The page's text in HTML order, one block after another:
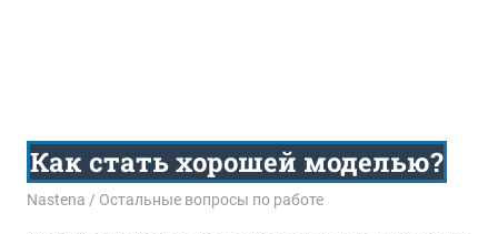
Как стать хорошей моделью?
03.10.2015
Nastena Остальные вопросы по работе